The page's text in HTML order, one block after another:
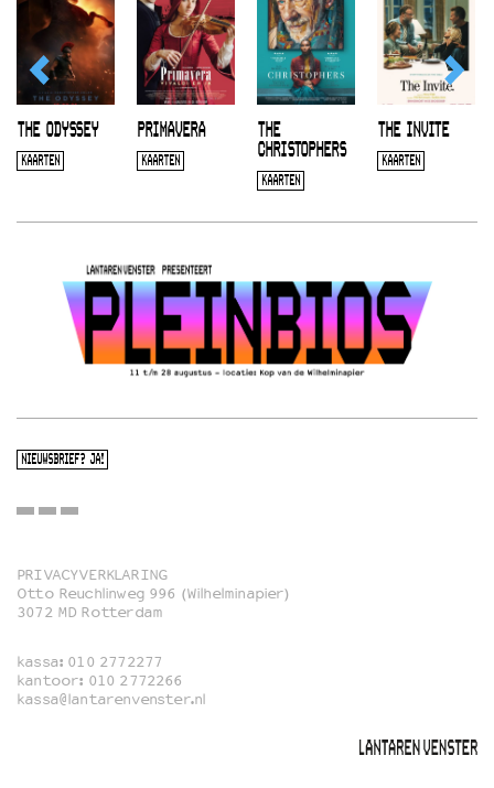
THE ODYSSEY
KAARTEN
PRIMAVERA
KAARTEN
THE
CHRISTOPHERS
KAARTEN
THE INVITE
KAARTEN
NIEUWSBRIEF? JA!
Film
Familie
Film in English
PRIVACYVERKLARING
Otto Reuchlinweg 996 (Wilhelminapier)
3072 MD Rotterdam
kassa: 010 2772277
kantoor: 010 2772266
kassa@lantarenvenster.nl